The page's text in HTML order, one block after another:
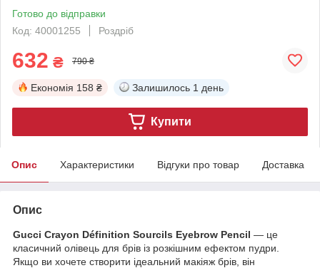
Готово до відправки
Код: 40001255
Роздріб
632 ₴ 790 ₴
Економія 158 ₴ Залишилось 1 день
Купити
Опис Характеристики Відгуки про товар Доставка
Опис
Gucci Crayon Définition Sourcils Eyebrow Pencil — це
класичний олівець для брів із розкішним ефектом пудри.
Якщо ви хочете створити ідеальний макіяж брів, він